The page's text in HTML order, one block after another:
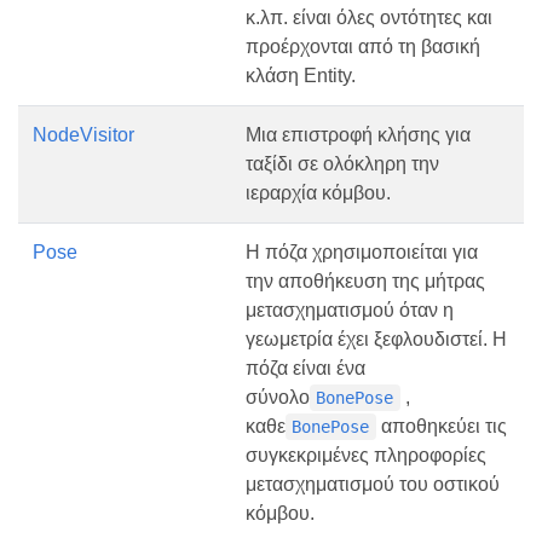
κ.λπ. είναι όλες οντότητες και
προέρχονται από τη βασική
κλάση Entity.
NodeVisitor
Μια επιστροφή κλήσης για
ταξίδι σε ολόκληρη την
ιεραρχία κόμβου.
Pose
Η πόζα χρησιμοποιείται για
την αποθήκευση της μήτρας
μετασχηματισμού όταν η
γεωμετρία έχει ξεφλουδιστεί. Η
πόζα είναι ένα
σύνολο BonePose
,
καθε BonePose
αποθηκεύει τις
συγκεκριμένες πληροφορίες
μετασχηματισμού του οστικού
κόμβου.